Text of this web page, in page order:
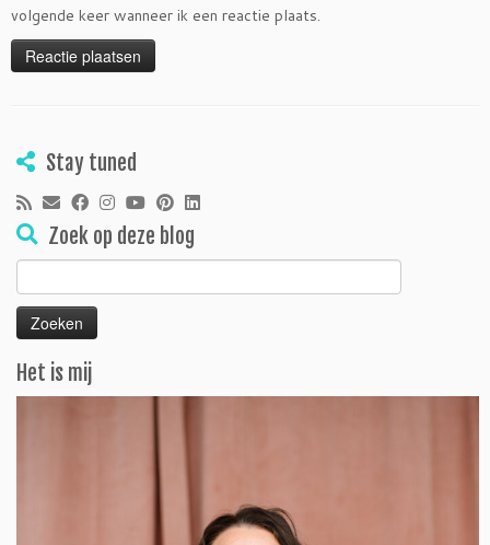
volgende keer wanneer ik een reactie plaats.
Stay tuned
Zoek op deze blog
naar:
Het is mij